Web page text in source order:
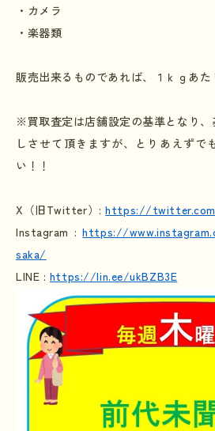
・カメラ
・楽器類
販売出来るものであれば、１ｋｇあた
※買取査定は店舗設定の基準となり
しさせて頂きますが、とりあえずで
い！！
X （旧Twitter） :https://
Instagram :https://
saka/
LINE : https://lin.ee/ukBZB3E